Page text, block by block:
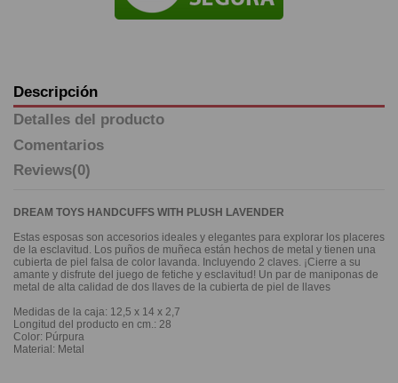
Descripción
Detalles del producto
Comentarios
Reviews(0)
DREAM TOYS HANDCUFFS WITH PLUSH LAVENDER
Estas esposas son accesorios ideales y elegantes para explorar los placeres
de la esclavitud. Los puños de muñeca están hechos de metal y tienen una
cubierta de piel falsa de color lavanda. Incluyendo 2 claves. ¡Cierre a su
amante y disfrute del juego de fetiche y esclavitud! Un par de maniponas de
metal de alta calidad de dos llaves de la cubierta de piel de llaves
Medidas de la caja: 12,5 x 14 x 2,7
Longitud del producto en cm.: 28
Color: Púrpura
Material: Metal